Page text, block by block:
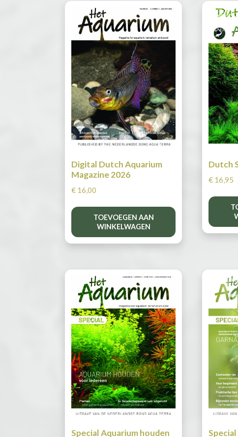
Digital Dutch Aquarium
Magazine 2026
€16,00
TOEVOEGEN AAN
WINKELWAGEN
Dutch
€16,95
Special Aquarium houden